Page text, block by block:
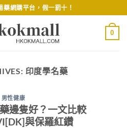
藥網購平台，假一罰十！
0
印度學名藥
男性健康
邊隻好？一文比較
與保羅紅鑽